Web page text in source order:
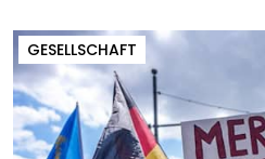
GESELLSCHAFT